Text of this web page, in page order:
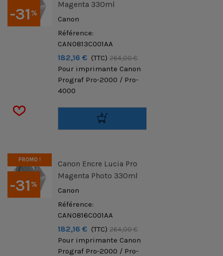
-31 %
Magenta 330ml
Canon
Référence:
CAN0813C001AA
182,16 € (TTC) 264,00 €
Pour imprimante Canon
Prograf Pro-2000 / Pro-
4000
-31 %
PROMO !
Canon Encre Lucia Pro
Magenta Photo 330ml
Canon
Référence:
CAN0816C001AA
182,16 € (TTC) 264,00 €
Pour imprimante Canon
Prograf Pro-2000 / Pro-